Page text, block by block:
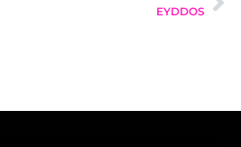
EYDDOS